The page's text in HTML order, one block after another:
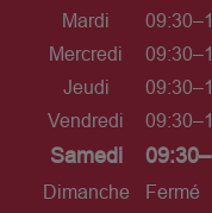
Mardi
Mercredi
Jeudi
Vendredi
Samedi
Dimanche Fermé